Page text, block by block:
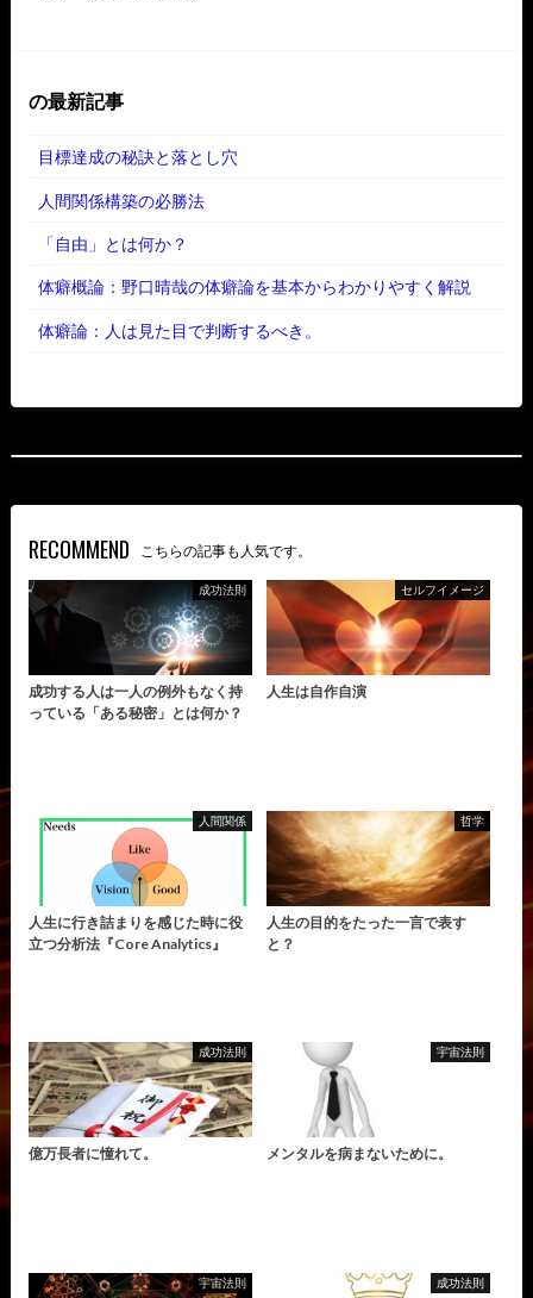
の最新記事
目標達成の秘訣と落とし穴
人間関係構築の必勝法
「自由」とは何か？
体癖概論：野口晴哉の体癖論を基本からわかりやすく解説
体癖論：人は見た目で判断するべき。
RECOMMEND こちらの記事も人気です。
成功法則
成功する人は一人の例外もなく持
っている「ある秘密」とは何か？
セルフイメージ
人生は自作自演
人間関係
人生に行き詰まりを感じた時に役
立つ分析法『Core Analytics』
哲学
人生の目的をたった一言で表す
と？
成功法則
億万長者に憧れて。
宇宙法則
メンタルを病まないために。
宇宙法則 成功法則